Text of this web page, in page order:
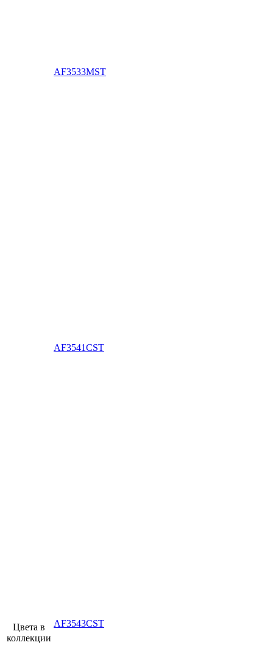
Цвета в
коллекции
AF3533MST
AF3541CST
AF3543CST